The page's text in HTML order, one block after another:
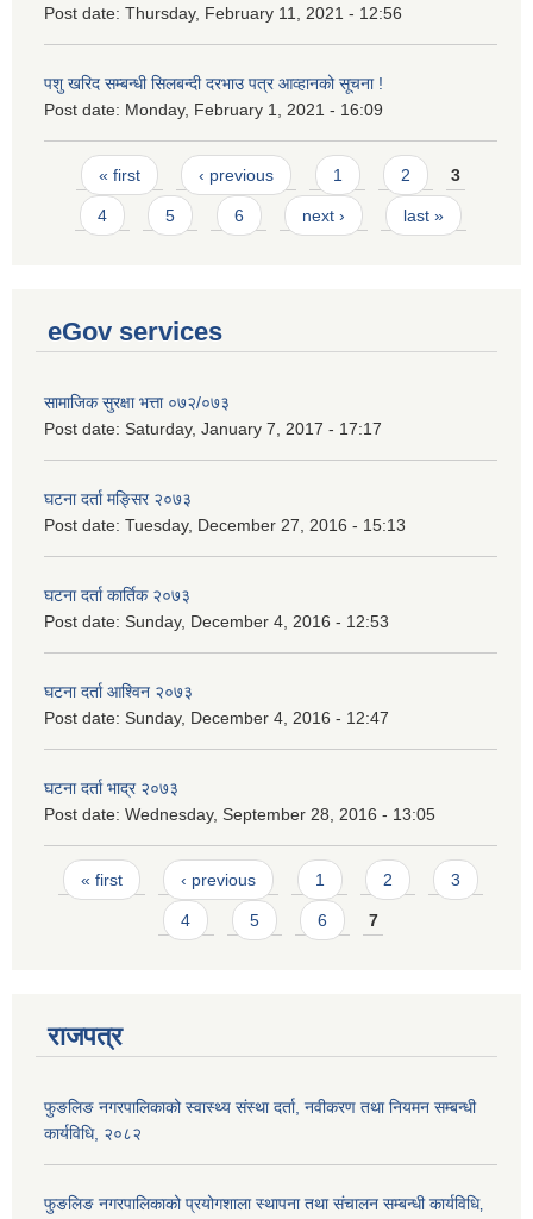
Post date: Thursday, February 11, 2021 - 12:56
पशु खरिद सम्बन्धी सिलबन्दी दरभाउ पत्र आव्हानको सूचना !
Post date: Monday, February 1, 2021 - 16:09
Pages
« first ‹ previous 1 2 3
4 5 6 next › last »
eGov services
सामाजिक सुरक्षा भत्ता ०७२/०७३
Post date: Saturday, January 7, 2017 - 17:17
घटना दर्ता मङ्सिर २०७३
Post date: Tuesday, December 27, 2016 - 15:13
घटना दर्ता कार्तिक २०७३
Post date: Sunday, December 4, 2016 - 12:53
घटना दर्ता आश्विन २०७३
Post date: Sunday, December 4, 2016 - 12:47
घटना दर्ता भाद्र २०७३
Post date: Wednesday, September 28, 2016 - 13:05
Pages
« first ‹ previous 1 2 3
4 5 6 7
राजपत्र
फुङलिङ नगरपालिकाको स्वास्थ्य संस्था दर्ता, नवीकरण तथा नियमन सम्बन्धी
कार्यविधि, २०८२
फुङलिङ नगरपालिकाको प्रयोगशाला स्थापना तथा संचालन सम्बन्धी कार्यविधि‚